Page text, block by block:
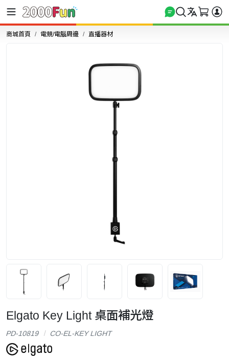
商城首頁 電競/電腦周邊 直播器材
Elgato Key Light 桌面補光燈
PD-10819 CO-EL-KEY LIGHT